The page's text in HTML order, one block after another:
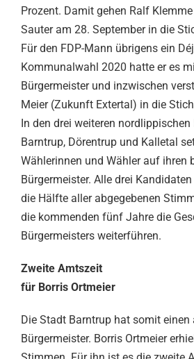
Prozent. Damit gehen Ralf
Sauter am 28. September in die
Für den FDP-Mann übrigens ein
Kommunalwahl 2020 hatte er es
Bürgermeister und inzwischen
Meier (Zukunft Extertal) in die
In den drei weiteren
Barntrup, Dörentrup und Kalletal
Wählerinnen und Wähler auf ihren
Bürgermeister. Alle drei
die Hälfte aller abgegebenen
die kommenden fünf Jahre die
Bürgermeisters weiterführen.
Zweite Amtszeit
für Borris Ortmeier
Die Stadt Barntrup hat somit einen
Bürgermeister. Borris Ortmeier